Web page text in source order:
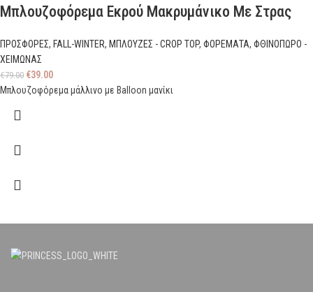
Μπλουζοφόρεμα Εκρού Μακρυμάνικο Με Στρας
ΠΡΟΣΦΟΡΕΣ, FALL-WINTER, ΜΠΛΟΥΖΕΣ - CROP TOP, ΦΟΡΕΜΑΤΑ, ΦΘΙΝΟΠΩΡΟ -
ΧΕΙΜΩΝΑΣ
€79.00 €39.00
Μπλουζοφόρεμα μάλλινο με Balloon μανίκι